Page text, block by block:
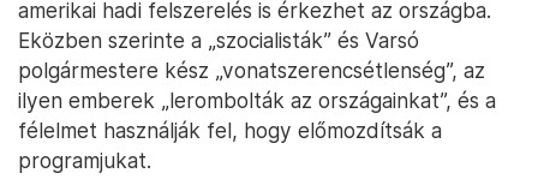
amerikai hadi felszerelés is érkezhet az országba.
Eközben szerinte a „szocialisták” és Varsó
polgármestere kész „vonatszerencsétlenség”, az
ilyen emberek „lerombolták az országainkat”, és a
félelmet használják fel, hogy előmozdítsák a
programjukat.